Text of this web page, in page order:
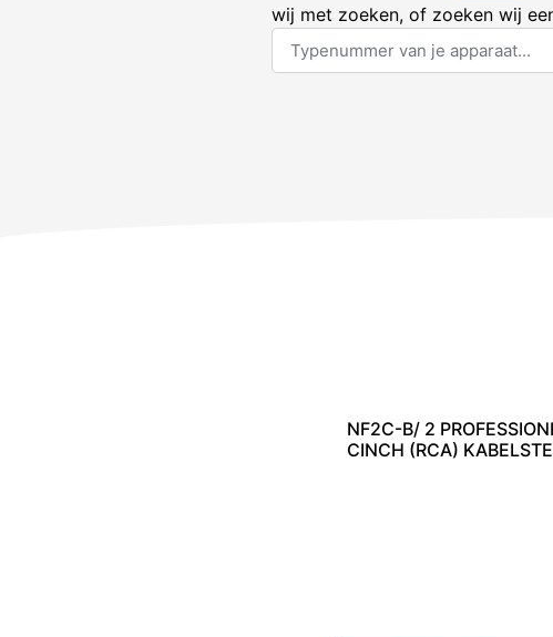
wij met zoeken, of zoeken wij
NF2C-B/ 2
CINCH (RCA)